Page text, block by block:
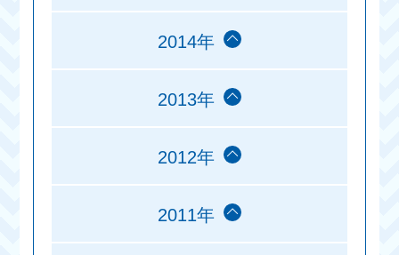
2014年
2013年
2012年
2011年